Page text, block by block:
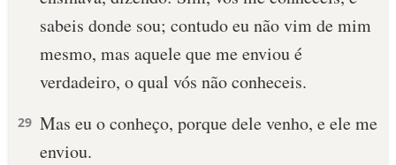
sabeis donde sou; contudo eu não vim de mim
mesmo, mas aquele que me enviou é
verdadeiro, o qual vós não conheceis.
29 Mas eu o conheço, porque dele venho, e ele me
enviou.